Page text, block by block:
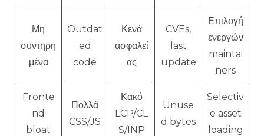
Μη
συντηρη
μένα
Outdat
ed
code
Κενά
ασφαλεί
ας
CVEs,
last
update
Επιλογή
ενεργών
maintai
ners
Fronte
nd
bloat
Πολλά
CSS/JS
Κακό
LCP/CL
S/INP
Unuse
d bytes
Selectiv
e asset
loading